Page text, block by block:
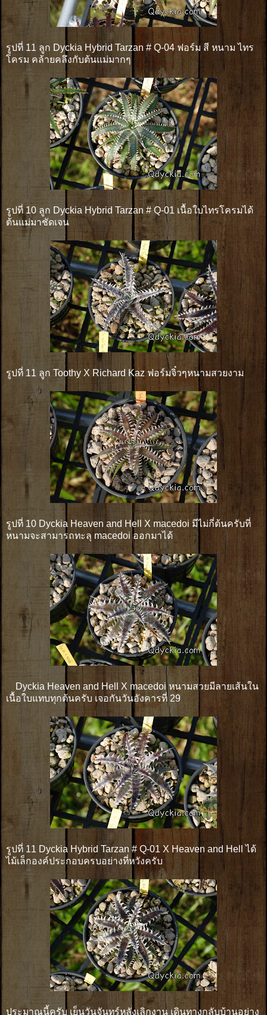
รูปที่ 11 ลูก Dyckia Hybrid Tarzan # Q-04 ฟอร์ม สี หนาม ไทร
โครม คล้ายคลึงกับต้นแม่มากๆ
รูปที่ 10 ลูก Dyckia Hybrid Tarzan # Q-01 เนื้อใบไทรโครมได้
ต้นแม่มาชัดเจน
รูปที่ 11 ลูก Toothy X Richard Kaz ฟอร์มจิ๋วๆหนามสวยงาม
รูปที่ 10 Dyckia Heaven and Hell X macedoi มีไม่กี่ต้นครับที่
หนามจะสามารถทะลุ macedoi ออกมาได้
Dyckia Heaven and Hell X macedoi หนามสวยมีลายเส้นใน
เนื้อใบแทบทุกต้นครับ เจอกันวันอังคารที่ 29
รูปที่ 11 Dyckia Hybrid Tarzan # Q-01 X Heaven and Hell ได้
ไม้เล็กองค์ประกอบครบอย่างที่หวังครับ
ประมาณนี้ครับ เย็นวันจันทร์หลังเลิกงาน เดินทางกลับบ้านอย่าง